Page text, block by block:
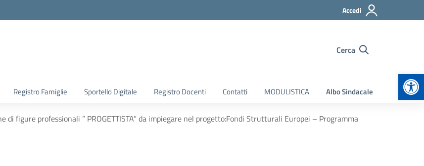
Accedi
Cerca
Registro Famiglie Sportello Digitale Registro Docenti Contatti MODULISTICA Albo Sindacale
di figure professionali ” PROGETTISTA” da impiegare nel progetto:Fondi Strutturali Europei – Programma